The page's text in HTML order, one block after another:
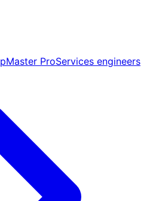
ProServices engineers